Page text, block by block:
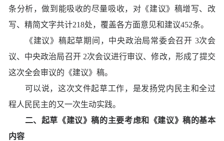
条分析，做到能吸收的尽量吸收，对《建议》稿增写、改
写、精简文字共计218处，覆盖各方面意见和建议452条。
《建议》稿起草期间，中央政治局常委会召开 3次会
议、中央政治局召开 2次会议进行审议、修改，形成了提交
这次全会审议的《建议》稿。
可以说，这次文件起草工作，是发扬党内民主和全过
程人民民主的又一次生动实践。
二、起草《建议》稿的主要考虑和《建议》稿的基本
内容